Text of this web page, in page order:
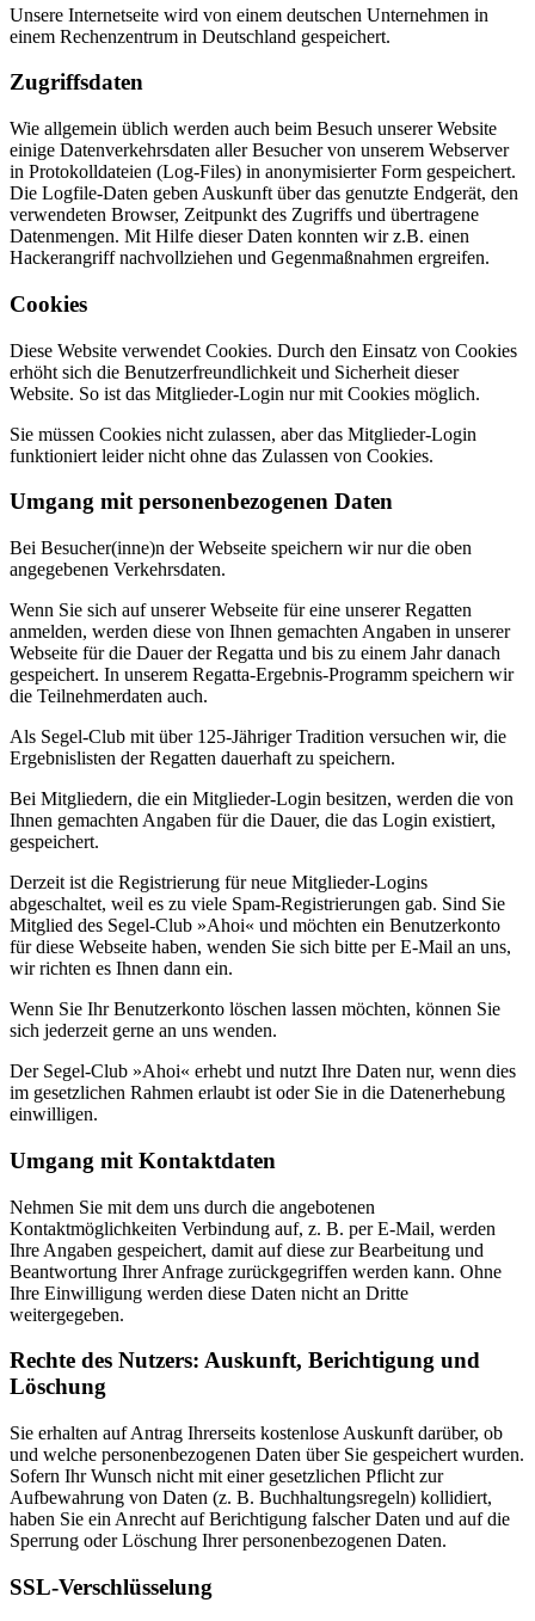
Unsere Internetseite wird von einem deutschen Unternehmen in
einem Rechenzentrum in Deutschland gespeichert.
Zugriffsdaten
Wie allgemein üblich werden auch beim Besuch unserer Website
einige Datenverkehrsdaten aller Besucher von unserem Webserver
in Protokolldateien (Log-Files) in anonymisierter Form gespeichert.
Die Logfile-Daten geben Auskunft über das genutzte Endgerät, den
verwendeten Browser, Zeitpunkt des Zugriffs und übertragene
Datenmengen. Mit Hilfe dieser Daten konnten wir z.B. einen
Hackerangriff nachvollziehen und Gegenmaßnahmen ergreifen.
Cookies
Diese Website verwendet Cookies. Durch den Einsatz von Cookies
erhöht sich die Benutzerfreundlichkeit und Sicherheit dieser
Website. So ist das Mitglieder-Login nur mit Cookies möglich.
Sie müssen Cookies nicht zulassen, aber das Mitglieder-Login
funktioniert leider nicht ohne das Zulassen von Cookies.
Umgang mit personenbezogenen Daten
Bei Besucher(inne)n der Webseite speichern wir nur die oben
angegebenen Verkehrsdaten.
Wenn Sie sich auf unserer Webseite für eine unserer Regatten
anmelden, werden diese von Ihnen gemachten Angaben in unserer
Webseite für die Dauer der Regatta und bis zu einem Jahr danach
gespeichert. In unserem Regatta-Ergebnis-Programm speichern wir
die Teilnehmerdaten auch.
Als Segel-Club mit über 125-Jähriger Tradition versuchen wir, die
Ergebnislisten der Regatten dauerhaft zu speichern.
Bei Mitgliedern, die ein Mitglieder-Login besitzen, werden die von
Ihnen gemachten Angaben für die Dauer, die das Login existiert,
gespeichert.
Derzeit ist die Registrierung für neue Mitglieder-Logins
abgeschaltet, weil es zu viele Spam-Registrierungen gab. Sind Sie
Mitglied des Segel-Club »Ahoi« und möchten ein Benutzerkonto
für diese Webseite haben, wenden Sie sich bitte per E-Mail an uns,
wir richten es Ihnen dann ein.
Wenn Sie Ihr Benutzerkonto löschen lassen möchten, können Sie
sich jederzeit gerne an uns wenden.
Der Segel-Club »Ahoi« erhebt und nutzt Ihre Daten nur, wenn dies
im gesetzlichen Rahmen erlaubt ist oder Sie in die Datenerhebung
einwilligen.
Umgang mit Kontaktdaten
Nehmen Sie mit dem uns durch die angebotenen
Kontaktmöglichkeiten Verbindung auf, z. B. per E-Mail, werden
Ihre Angaben gespeichert, damit auf diese zur Bearbeitung und
Beantwortung Ihrer Anfrage zurückgegriffen werden kann. Ohne
Ihre Einwilligung werden diese Daten nicht an Dritte
weitergegeben.
Rechte des Nutzers: Auskunft, Berichtigung und
Löschung
Sie erhalten auf Antrag Ihrerseits kostenlose Auskunft darüber, ob
und welche personenbezogenen Daten über Sie gespeichert wurden.
Sofern Ihr Wunsch nicht mit einer gesetzlichen Pflicht zur
Aufbewahrung von Daten (z. B. Buchhaltungsregeln) kollidiert,
haben Sie ein Anrecht auf Berichtigung falscher Daten und auf die
Sperrung oder Löschung Ihrer personenbezogenen Daten.
SSL-Verschlüsselung